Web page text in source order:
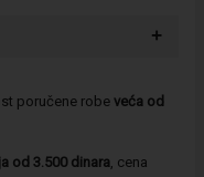
+
poručene robe veća od
od 3.500 dinara, cena